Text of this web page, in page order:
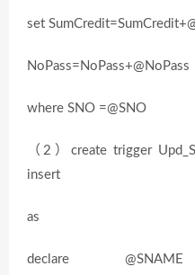
set
NoPass=NoPass+@NoPass
where SNO =@SNO
（2）create trigger
insert
as
declare @SNAME